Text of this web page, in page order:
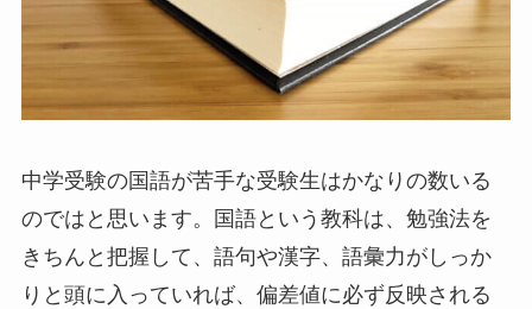
中学受験の国語が苦手な受験生はかなりの数いる
のではと思います。国語という教科は、勉強法を
きちんと把握して、語句や漢字、語彙力がしっか
りと頭に入っていれば、偏差値に必ず反映される